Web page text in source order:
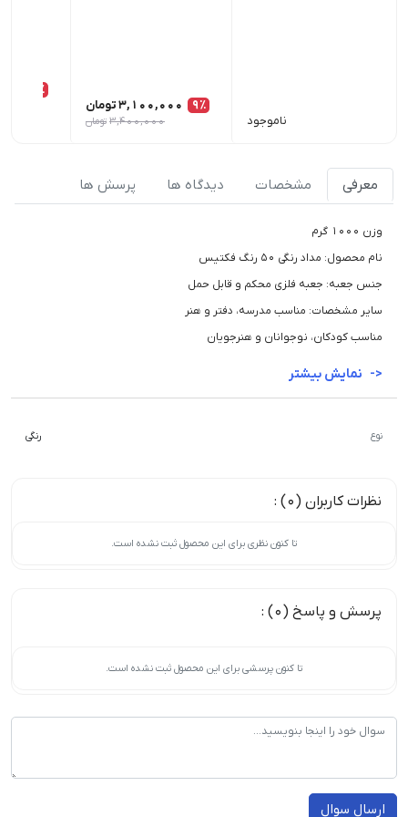
ناموجود
9٪ 3,100,000تومان
3,400,000 تومان
13٪
معرفی مشخصات دیدگاه ها پرسش ها
وزن 1000 گرم
نام محصول: مداد رنگی ۵۰ رنگ فکتیس
جنس جعبه: جعبه فلزی محکم و قابل حمل
سایر مشخصات: مناسب مدرسه، دفتر و هنر
مناسب کودکان، نوجوانان و هنرجویان
نوع رنگی
نظرات کاربران (0) :
تا کنون نظری برای این محصول ثبت نشده است.
پرسش و پاسخ (0) :
تا کنون پرسشی برای این محصول ثبت نشده است.
ارسال سوال